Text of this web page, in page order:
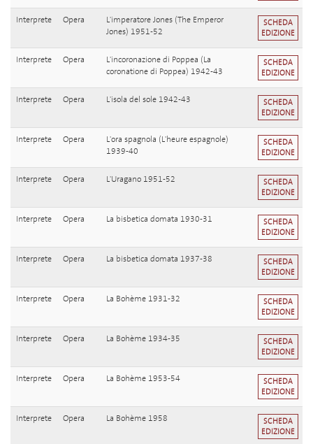
Interprete Opera
L'imperatore Jones (The Emperor
Jones) 1951-52
SCHEDA
EDIZIONE
Interprete Opera
L'incoronazione di Poppea (La
coronatione di Poppea) 1942-43
SCHEDA
EDIZIONE
Interprete Opera L'isola del sole 1942-43
SCHEDA
EDIZIONE
Interprete Opera
L'ora spagnola (L'heure espagnole)
1939-40
SCHEDA
EDIZIONE
Interprete Opera L'Uragano 1951-52
SCHEDA
EDIZIONE
Interprete Opera La bisbetica domata 1930-31
SCHEDA
EDIZIONE
Interprete Opera La bisbetica domata 1937-38
SCHEDA
EDIZIONE
Interprete Opera La Bohème 1931-32
SCHEDA
EDIZIONE
Interprete Opera La Bohème 1934-35
SCHEDA
EDIZIONE
Interprete Opera La Bohème 1953-54
SCHEDA
EDIZIONE
Interprete Opera La Bohème 1958
SCHEDA
EDIZIONE